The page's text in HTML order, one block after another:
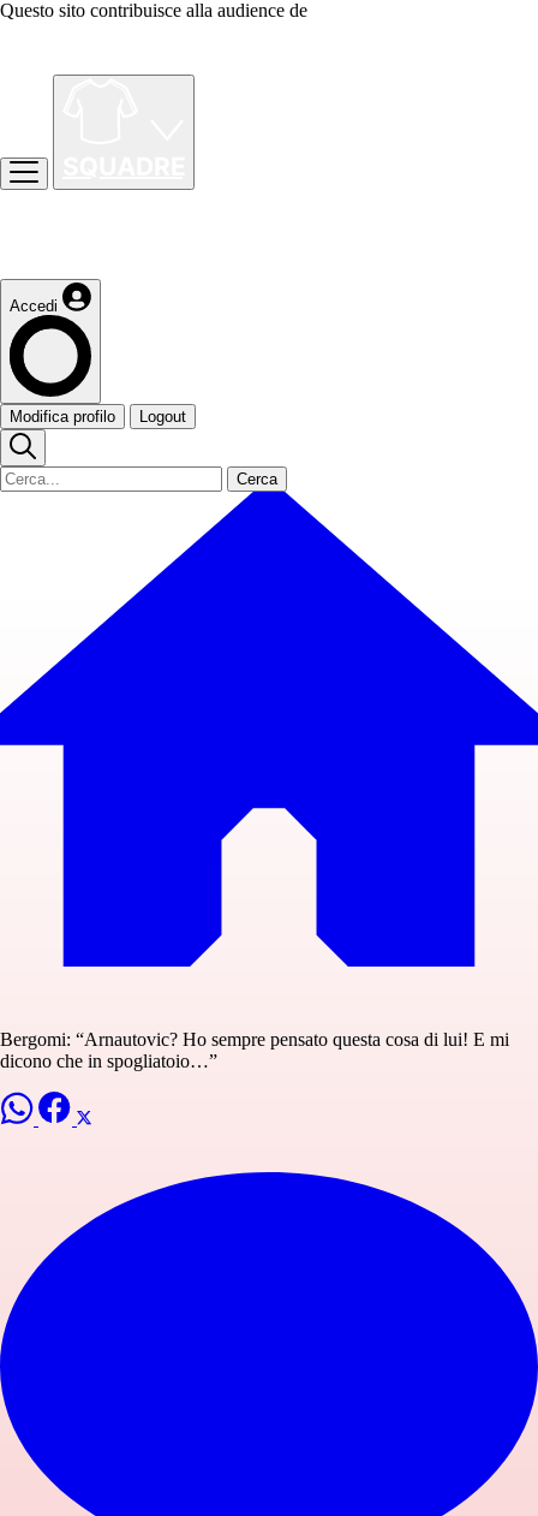
Questo sito contribuisce alla audience de
Accedi
Modifica profilo Logout
Cerca
Bergomi: “Arnautovic? Ho sempre pensato questa cosa di lui! E mi
dicono che in spogliatoio…”